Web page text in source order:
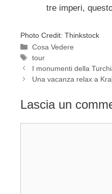
tre imperi,
Photo Credit: Thinkstock
Categorie
Cosa Vedere
Tag
tour
I monumenti della
Una vacanza relax a
Lascia un